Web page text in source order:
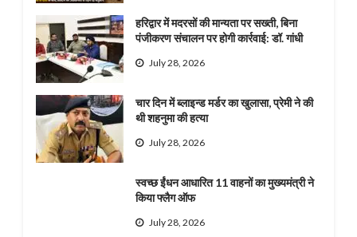
हरिद्वार में मदरसों की मान्यता पर सख्ती, बिना
पंजीकरण संचालन पर होगी कार्रवाई: डॉ. गांधी
July 28, 2026
चार दिन में ब्लाइन्ड मर्डर का खुलासा, प्रेमी ने की
थी शहनुमा की हत्या
July 28, 2026
स्वच्छ ईंधन आधारित 11 वाहनों का मुख्यमंत्री ने
किया फ्लैग ऑफ
July 28, 2026